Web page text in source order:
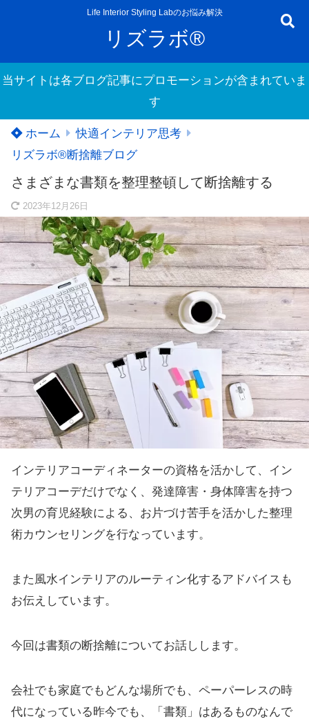
Life Interior Styling Labのお悩み解決
リズラボ®
当サイトは各ブログ記事にプロモーションが含まれていま
す
ホーム
快適インテリア思考
リズラボ®️断捨離ブログ
さまざまな書類を整理整頓して断捨離する
2023年12月26日
インテリアコーディネーターの資格を活かして、イン
テリアコーデだけでなく、発達障害・身体障害を持つ
次男の育児経験による、お片づけ苦手を活かした整理
術カウンセリングを行なっています。
また風水インテリアのルーティン化するアドバイスも
お伝えしています。
今回は書類の断捨離についてお話しします。
会社でも家庭でもどんな場所でも、ペーパーレスの時
代になっている昨今でも、「書類」はあるものなんで